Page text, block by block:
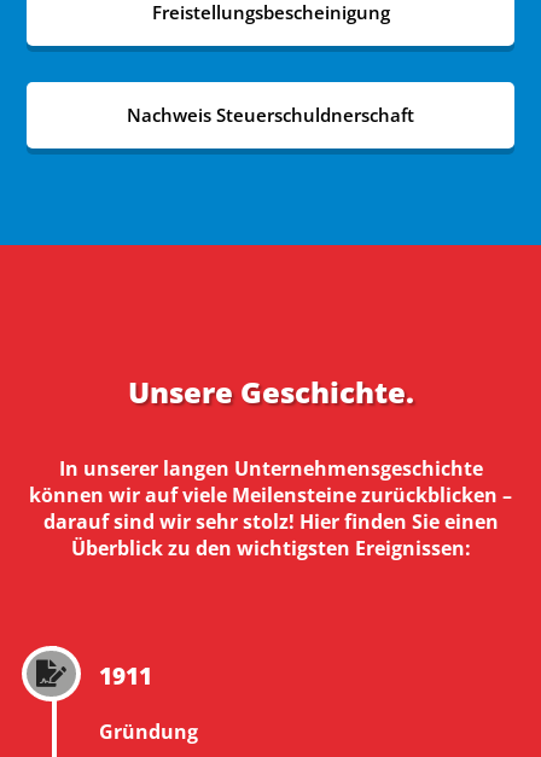
Freistellungsbescheinigung
Nachweis Steuerschuldnerschaft
Unsere Geschichte.
In unserer langen Unternehmensgeschichte
können wir auf viele Meilensteine zurückblicken –
darauf sind wir sehr stolz! Hier finden Sie einen
Überblick zu den wichtigsten Ereignissen:
 1911
Gründung